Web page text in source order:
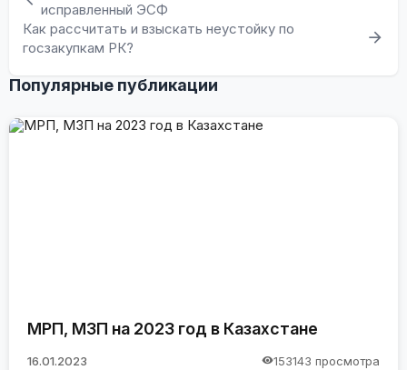
исправленный ЭСФ
Как рассчитать и взыскать неустойку по
госзакупкам РК?
Популярные публикации
МРП, МЗП на 2023 год в Казахстане
16.01.2023 153143 просмотра